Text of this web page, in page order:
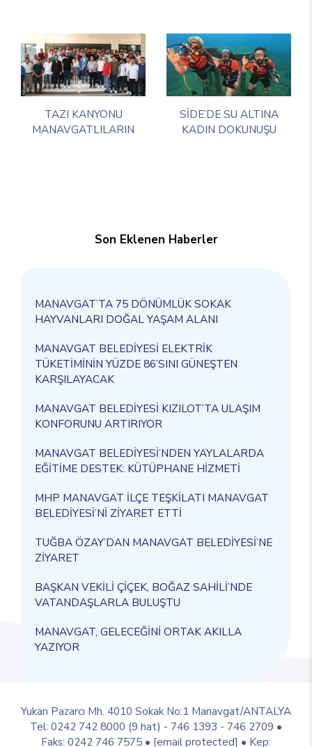
TAZI KANYONU
MANAVGATLILARIN
SİDE’DE SU ALTINA
KADIN DOKUNUŞU
Son Eklenen Haberler
MANAVGAT’TA 75 DÖNÜMLÜK SOKAK
HAYVANLARI DOĞAL YAŞAM ALANI
MANAVGAT BELEDİYESİ ELEKTRİK
TÜKETİMİNİN YÜZDE 86’SINI GÜNEŞTEN
KARŞILAYACAK
MANAVGAT BELEDİYESİ KIZILOT’TA ULAŞIM
KONFORUNU ARTIRIYOR
MANAVGAT BELEDİYESİ’NDEN YAYLALARDA
EĞİTİME DESTEK: KÜTÜPHANE HİZMETİ
MHP MANAVGAT İLÇE TEŞKİLATI MANAVGAT
BELEDİYESİ’Nİ ZİYARET ETTİ
TUĞBA ÖZAY’DAN MANAVGAT BELEDİYESİ’NE
ZİYARET
BAŞKAN VEKİLİ ÇİÇEK, BOĞAZ SAHİLİ’NDE
VATANDAŞLARLA BULUŞTU
MANAVGAT, GELECEĞİNİ ORTAK AKILLA
YAZIYOR
Yukarı Pazarcı Mh. 4010 Sokak No:1 Manavgat/ANTALYA
Tel: 0242 742 8000 (9 hat) - 746 1393 - 746 2709 •
Faks: 0242 746 7575 • [email protected] • Kep: